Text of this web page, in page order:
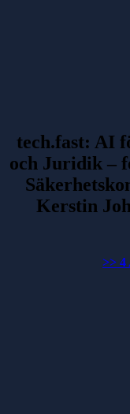
tech.fast: AI
och Juridik –
Kerstin
>> 4